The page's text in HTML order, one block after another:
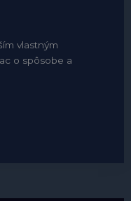
vlastným
o spôsobe a